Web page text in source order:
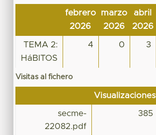
febrero
2026
marzo
2026
abril
2026
TEMA 2:
HáBITOS
4 0 3
Visitas al fichero
Visualizaciones
secme-
22082.pdf
385